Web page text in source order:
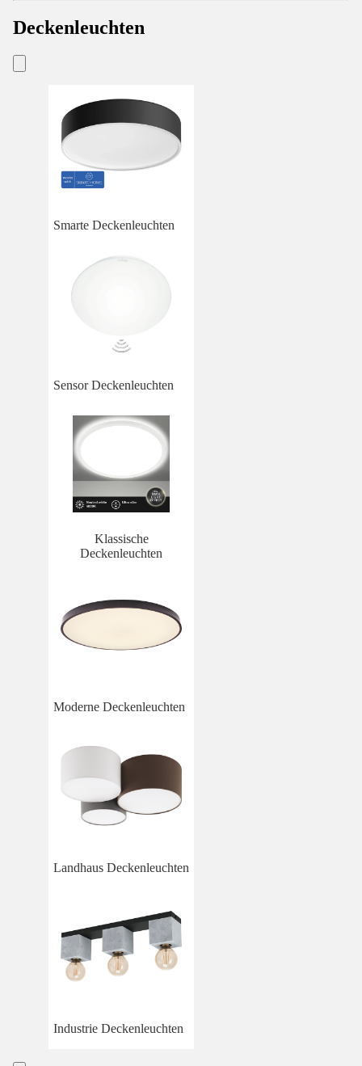
Deckenleuchten
Smarte Deckenleuchten
Sensor Deckenleuchten
Klassische
Deckenleuchten
Moderne Deckenleuchten
Landhaus Deckenleuchten
Industrie Deckenleuchten